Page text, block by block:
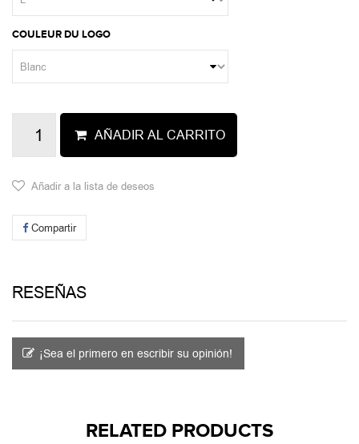
COULEUR DU LOGO
AÑADIR AL CARRITO
Añadir a la lista de deseos
Compartir
RESEÑAS
¡Sea el primero en escribir su opinión!
RELATED PRODUCTS